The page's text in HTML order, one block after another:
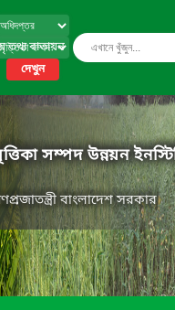
তথ্য বাতায়ন
দেখুন
সম্পদ উন্নয়ন
বাংলাদেশ সরকার